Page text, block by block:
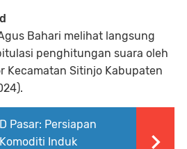
Bahari melihat langsung
penghitungan suara oleh
Kecamatan Sitinjo Kabupaten
Pasar: Persiapan
Induk